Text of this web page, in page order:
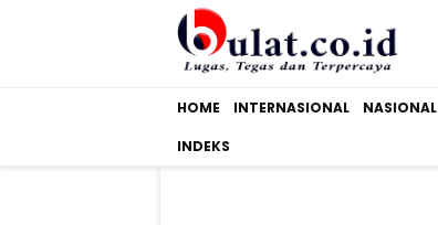
HOME INTERNASIONAL NASIONAL
INDEKS